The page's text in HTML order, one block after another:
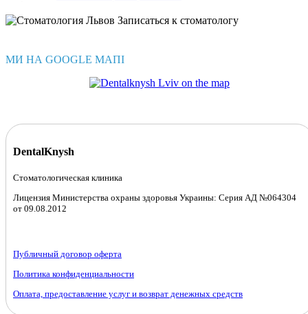
МИ НА GOOGLE МАПІ
DentalKnysh
Стоматологическая клиника
Лицензия Министерства охраны здоровья Украины: Серия АД №064304
от 09.08.2012
Публичный договор оферта
Политика конфиденциальности
Оплата, предоставление услуг и возврат денежных средств